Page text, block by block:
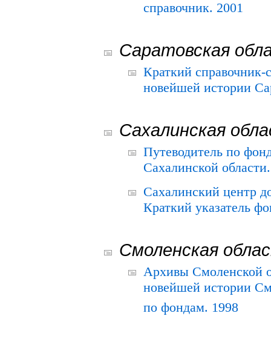
справочник. 2001
Саратовская
Краткий
новейшей истории
Сахалинская
Путеводитель по
Сахалинской
Сахалинский центр
Краткий указатель
Смоленская
Архивы Смоленской
новейшей истории
по фондам. 1998